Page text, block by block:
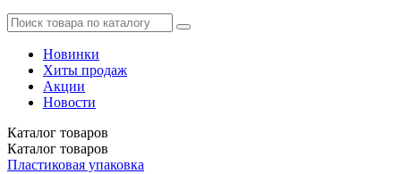
Новинки
Хиты продаж
Акции
Новости
Каталог товаров
Каталог товаров
Пластиковая упаковка